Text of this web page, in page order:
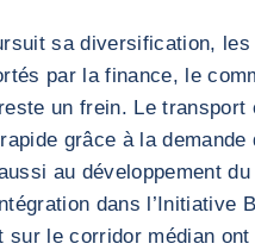
sa diversification,
par la finance, le
un frein. Le
grâce à la
au développement
dans l’Initiative
sur le corridor médian ont